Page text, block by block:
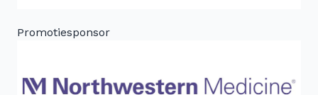
Promotiesponsor